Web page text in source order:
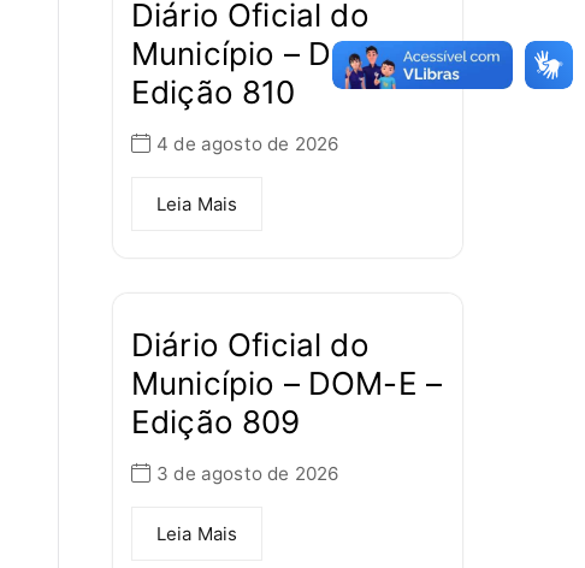
Diário Oficial do
Município – DOM-E –
Edição 810
4 de agosto de 2026
Leia Mais
Diário Oficial do
Município – DOM-E –
Edição 809
3 de agosto de 2026
Leia Mais